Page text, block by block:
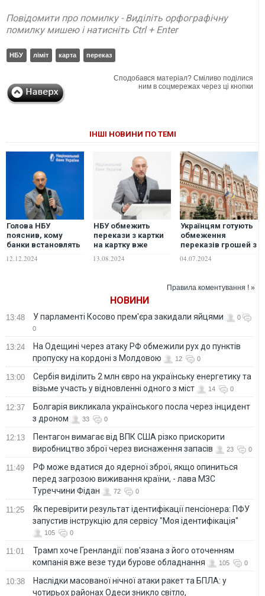
Повідомити про помилку - Виділіть орфографічну
помилку мишею і натисніть Ctrl + Enter
НБУ ліміт карта переказ
Сподобався матеріал? Сміливо поділися
ним в соцмережах через ці кнопки
ІНШІ НОВИНИ ПО ТЕМІ
Голова НБУ
пояснив, кому
банки встановлять
ліміт на перекази в
50 тисяч гривень
12.12.2024
НБУ обмежить
перекази з картки
на картку вже
цього тижня, –
Пишний
13.08.2024
Українцям готують
обмеження
переказів грошей з
картки на картку –
НБУ
04.07.2024
Правила коментування ! »
НОВИНИ
13:48 У парламенті Косово прем'єра закидали яйцями
0
0
13:24
На Одещині через атаку РФ обмежили рух до пунктів
пропуску на кордоні з Молдовою
12 0
13:00
Сербія виділить 2 млн євро на українську енергетику та
візьме участь у відновленні одного з міст
14 0
12:37
Болгарія викликала українського посла через інцидент
з дроном
33 0
12:13
Пентагон вимагає від ВПК США різко прискорити
виробництво зброї через виснаження запасів
23 0
11:49
РФ може вдатися до ядерної зброї, якщо опиниться
перед загрозою виживання країни, - лава МЗС
Туреччини Фідан
72 0
11:25
Як перевірити результат ідентифікації пенсіонера: ПФУ
запустив інструкцію для сервісу "Моя ідентифікація"
105 0
11:01
Трамп хоче Гренландії: пов'язана з його оточенням
компанія вже везе туди бурове обладнання
105 0
10:38
Наслідки масованої нічної атаки ракет та БПЛА: у
чотирьох районах Одеси зникло світло,